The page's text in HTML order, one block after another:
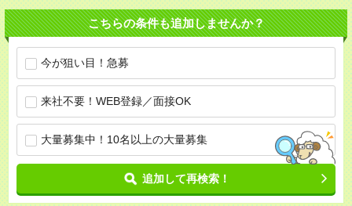
こちらの条件も追加しませんか？
今が狙い目！急募
来社不要！WEB登録／面接OK
大量募集中！10名以上の大量募集
追加して再検索！